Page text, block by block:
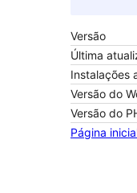
Versão
Última
Instalações
Versão do
Versão do
Página